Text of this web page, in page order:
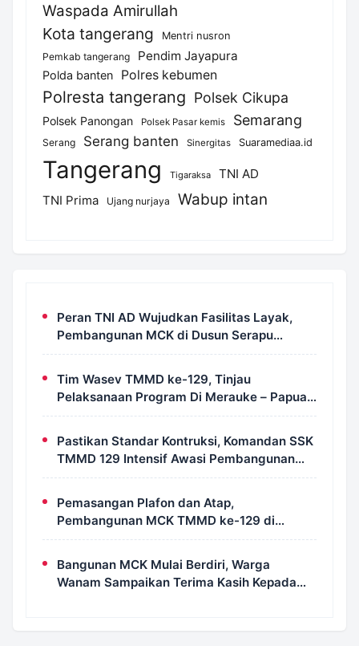
Waspada Amirullah
Kota tangerang
Mentri nusron
Pemkab tangerang
Pendim Jayapura
Polda banten Polres kebumen
Polresta tangerang Polsek Cikupa
Polsek Panongan Polsek Pasar kemis Semarang
Serang Serang banten Sinergitas Suaramediaa.id
Tangerang Tigaraksa
TNI AD
TNI Prima
Ujang nurjaya Wabup intan
Peran TNI AD Wujudkan Fasilitas Layak,
Pembangunan MCK di Dusun Serapu
Rampung Dikerjakan
Tim Wasev TMMD ke-129, Tinjau
Pelaksanaan Program Di Merauke – Papua
Selatan
Pastikan Standar Kontruksi, Komandan SSK
TMMD 129 Intensif Awasi Pembangunan
MCK di Wanam
Pemasangan Plafon dan Atap,
Pembangunan MCK TMMD ke-129 di
Kampung Wanam Hampir Rampung
Bangunan MCK Mulai Berdiri, Warga
Wanam Sampaikan Terima Kasih Kepada